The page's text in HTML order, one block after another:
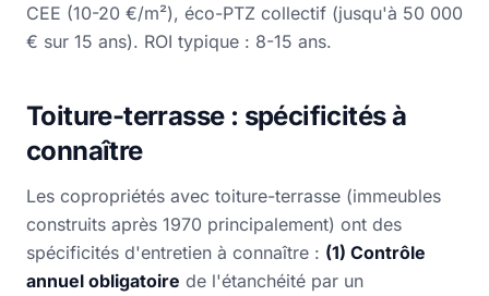
CEE (10-20 €/m²), éco-PTZ collectif (jusqu'à 50 000
€ sur 15 ans). ROI typique : 8-15 ans.
Toiture-terrasse : spécificités à
connaître
Les copropriétés avec toiture-terrasse (immeubles
construits après 1970 principalement) ont des
spécificités d'entretien à connaître : (1) Contrôle
annuel obligatoire de l'étanchéité par un